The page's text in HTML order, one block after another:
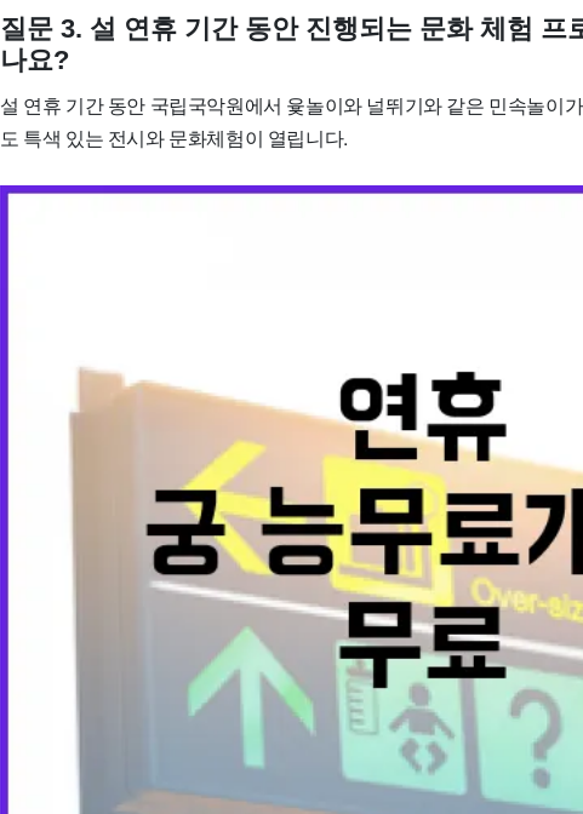
질문 3. 설 연휴 기간 동안 진행되는 문화 체험 프
나요?
설 연휴 기간 동안 국립국악원에서 윷놀이와 널뛰기와 같은 민속놀이
도 특색 있는 전시와 문화체험이 열립니다.